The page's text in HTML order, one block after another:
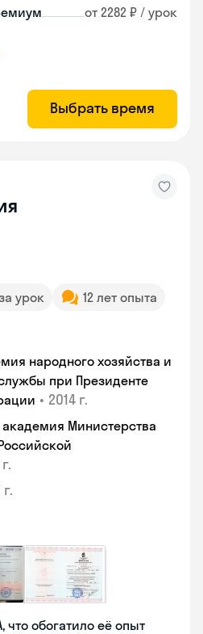
от 2282 ₽ / урок
Выбрать время
урок
12 лет опыта
народного хозяйства и
при Президенте
• 2014 г.
Министерства
что обогатило её опыт